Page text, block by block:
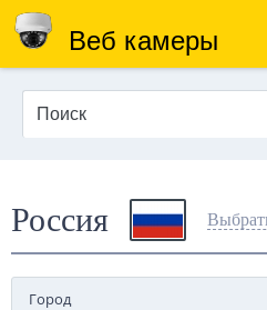
Веб камеры
Россия
Город